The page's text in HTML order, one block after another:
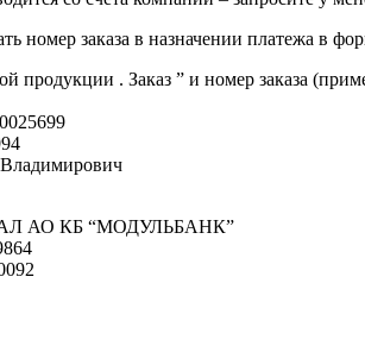
номер заказа в назначении платежа в
продукции . Заказ ” и номер заказа
АО КБ “МОДУЛЬБАНК”